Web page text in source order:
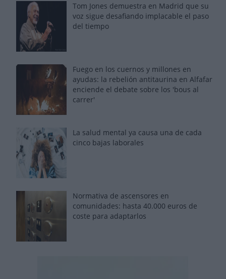
Tom Jones demuestra en Madrid que su
voz sigue desafiando implacable el paso
del tiempo
Fuego en los cuernos y millones en
ayudas: la rebelión antitaurina en Alfafar
enciende el debate sobre los 'bous al
carrer'
La salud mental ya causa una de cada
cinco bajas laborales
Normativa de ascensores en
comunidades: hasta 40.000 euros de
coste para adaptarlos